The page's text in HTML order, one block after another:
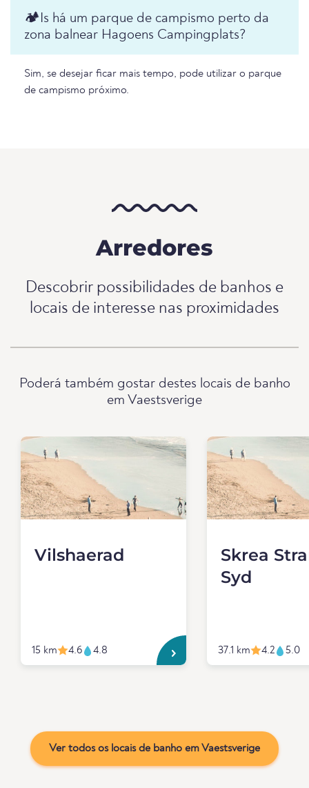
🏕️️Is há um parque de campismo perto da
zona balnear Hagoens Campingplats?
Sim, se desejar ficar mais tempo, pode utilizar o parque
de campismo próximo.
Arredores
Descobrir possibilidades de banhos e
locais de interesse nas proximidades
Poderá também gostar destes locais de banho
em Vaestsverige
Vilshaerad
15 km 4.6 4.8
Skrea
Syd
37.1 km 4.2 5.0
Ver todos os locais de banho em Vaestsverige